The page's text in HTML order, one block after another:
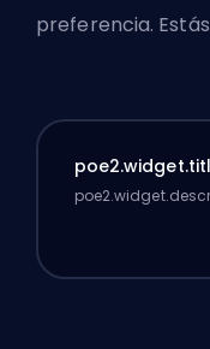
preferencia.